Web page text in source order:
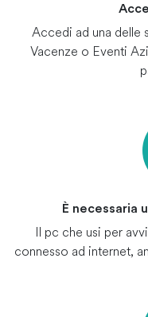
Accedi ad una delle
Vacenze o Eventi
È necessaria
Il pc che usi per
connesso ad internet,